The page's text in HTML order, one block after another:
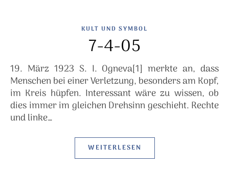
KULT UND SYMBOL
7-4-05
19. März 1923 S. I. Ogneva[1] merkte an, dass
Menschen bei einer Verletzung, besonders am Kopf,
im Kreis hüpfen. Interessant wäre zu wissen, ob
dies immer im gleichen Drehsinn geschieht. Rechte
und linke…
WEITERLESEN